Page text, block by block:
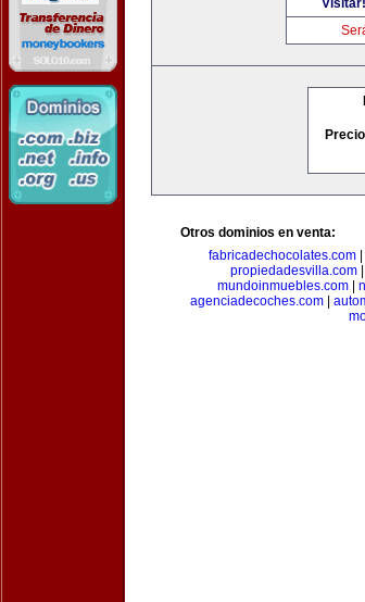
Visitar!
Otros dominios en venta:
fabricadechocolates.com|
propiedadesvilla.com|
mundoinmuebles.com
agenciadecoches.com